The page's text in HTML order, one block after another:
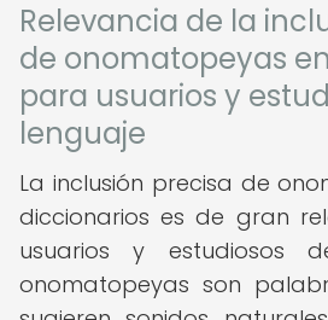
Relevancia de la
de onomatopeyas
para usuarios y
lenguaje
La inclusión precisa de
diccionarios es de gran
usuarios y estudiosos
onomatopeyas son